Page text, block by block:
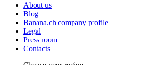
About us
Blog
Banana.ch company profile
Legal
Press room
Contacts